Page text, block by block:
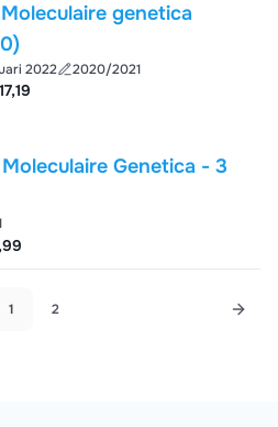
genetica
2022 2020/2021
Genetica - 3
1 2